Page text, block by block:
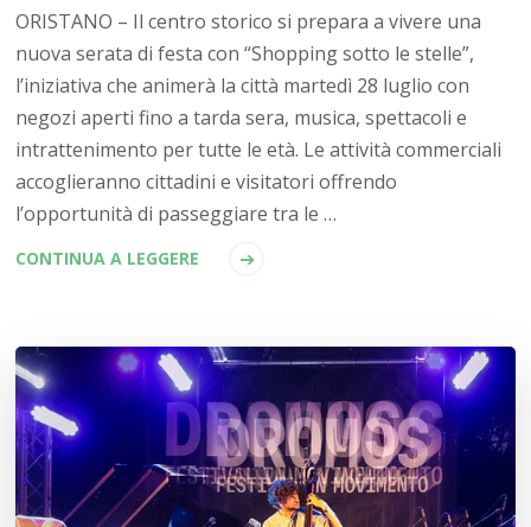
ORISTANO – Il centro storico si prepara a vivere una
nuova serata di festa con “Shopping sotto le stelle”,
l’iniziativa che animerà la città martedì 28 luglio con
negozi aperti fino a tarda sera, musica, spettacoli e
intrattenimento per tutte le età. Le attività commerciali
accoglieranno cittadini e visitatori offrendo
l’opportunità di passeggiare tra le …
CONTINUA A LEGGERE